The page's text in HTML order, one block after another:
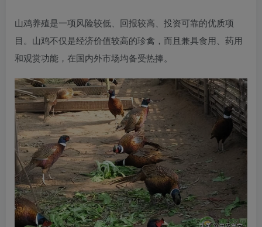
山鸡养殖是一项风险较低、回报较高、投资可靠的优质项
目。山鸡不仅是经济价值较高的珍禽，而且兼具食用、药用
和观赏功能，在国内外市场均备受热捧。